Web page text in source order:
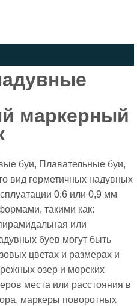
маркерный
буи, Плавательные буи,
вид герметичных надувных
0.6 или 0,9 мм
такими как:
или
буев могут быть
цветах и размерах и
озер и морских
места или расстояния в
маркеры поворотных